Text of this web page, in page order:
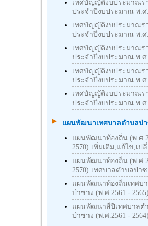
เทศบัญญัติงบประมาณร
ประจำปีงบประมาณ พ.ศ.
เทศบัญญัติงบประมาณร
ประจำปีงบประมาณ พ.ศ
เทศบัญญัติงบประมาณร
ประจำปีงบประมาณ พ.ศ
เทศบัญญัติงบประมาณร
ประจำปีงบประมาณ พ.ศ
เทศบัญญัติงบประมาณร
ประจำปีงบประมาณ พ.ศ
แผนพัฒนาเทศบาลตำบลป่
แผนพัฒนาท้องถิ่น (พ.ศ
2570) เพิ่มเติม,แก้ไข,เป
แผนพัฒนาท้องถิ่น (พ.ศ
2570) เทศบาลตำบลป่าซ
แผนพัฒนาท้องถิ่นเทศบ
ป่าซาง (พ.ศ.2561 - 2565)
แผนพัฒนาสี่ปีเทศบาลต
ป่าซาง (พ.ศ.2561 - 2564)